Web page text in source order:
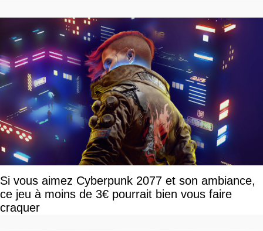
Si vous aimez Cyberpunk 2077 et son ambiance,
ce jeu à moins de 3€ pourrait bien vous faire
craquer